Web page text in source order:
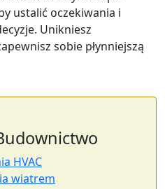
ustalić oczekiwania i
Unikniesz
sobie płynniejszą
HVAC
wiatrem